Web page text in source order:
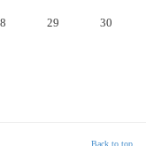
29 30
Back to top